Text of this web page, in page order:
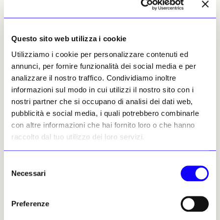
Questo sito web utilizza i cookie
Utilizziamo i cookie per personalizzare contenuti ed
annunci, per fornire funzionalità dei social media e per
analizzare il nostro traffico. Condividiamo inoltre
informazioni sul modo in cui utilizzi il nostro sito con i
nostri partner che si occupano di analisi dei dati web,
pubblicità e social media, i quali potrebbero combinarle
con altre informazioni che hai fornito loro o che hanno
raccolto dal tuo utilizzo dei loro servizi.
delNecessari
Preferenze
Questo il ricordo del direttore delle Gallerie
accogliamo la notizia della morte di Detlef Heikamp,
vero e proprio nume tutelare delle Gallerie: presto
organizzeremo una giornata di studi in suo onore, per
celebrarne la figura di storico, tra i primi a conferire
respiro globale alle sue ricerche, come testimonia, per
fare uno degli innumerevoli possibili esempi, il suo
pionieristico saggio del 1972Mexico and the
Medici»
Così infine ha ricordato Heikamp il direttore
Gallerie degli Uffizi)
Era un
pilastro della cultura e della storia di Firenze. Arrivato
dedicandola agli studi sul collezionismo mediceo, sugli